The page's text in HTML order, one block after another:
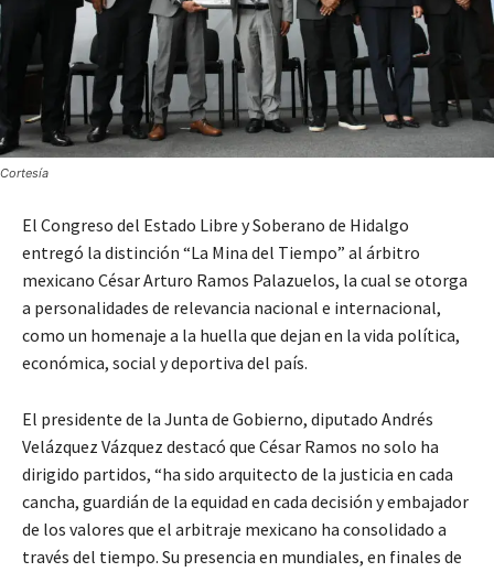
Cortesía
El Congreso del Estado Libre y Soberano de Hidalgo
entregó la distinción “La Mina del Tiempo” al árbitro
mexicano César Arturo Ramos Palazuelos, la cual se otorga
a personalidades de relevancia nacional e internacional,
como un homenaje a la huella que dejan en la vida política,
económica, social y deportiva del país.
El presidente de la Junta de Gobierno, diputado Andrés
Velázquez Vázquez destacó que César Ramos no solo ha
dirigido partidos, “ha sido arquitecto de la justicia en cada
cancha, guardián de la equidad en cada decisión y embajador
de los valores que el arbitraje mexicano ha consolidado a
través del tiempo. Su presencia en mundiales, en finales de